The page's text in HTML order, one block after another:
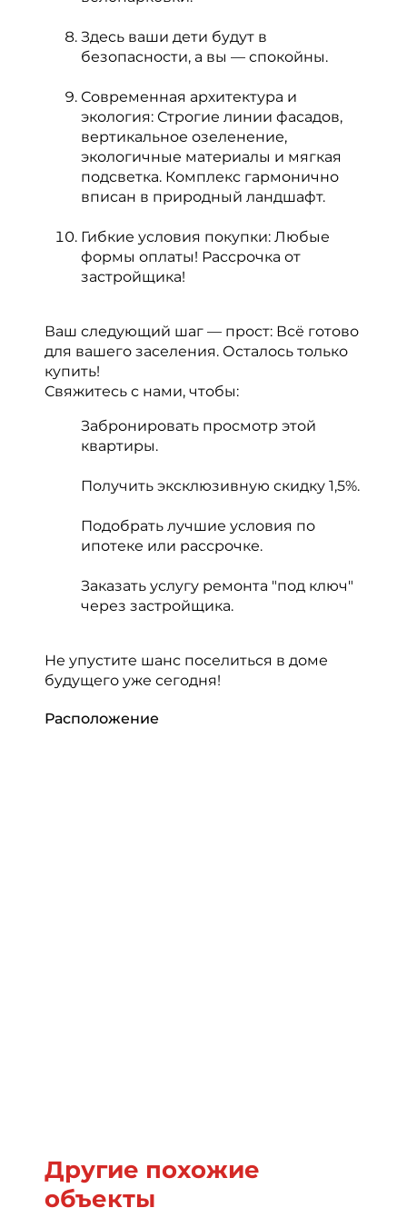
Здесь ваши дети будут в
безопасности, а вы — спокойны.
Современная архитектура и
экология: Строгие линии фасадов,
вертикальное озеленение,
экологичные материалы и мягкая
подсветка. Комплекс гармонично
вписан в природный ландшафт.
Гибкие условия покупки: Любые
формы оплаты! Рассрочка от
застройщика!
Ваш следующий шаг — прост: Всё готово
для вашего заселения. Осталось только
купить!
Свяжитесь с нами, чтобы:
Забронировать просмотр этой
квартиры.
Получить эксклюзивную скидку 1,5%.
Подобрать лучшие условия по
ипотеке или рассрочке.
Заказать услугу ремонта "под ключ"
через застройщика.
Не упустите шанс поселиться в доме
будущего уже сегодня!
Расположение
Другие похожие
объекты